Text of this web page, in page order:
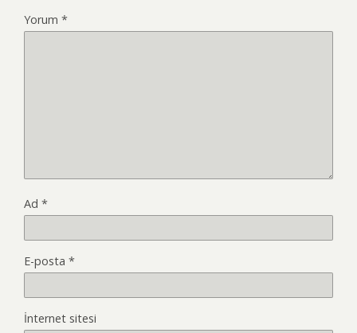
Yorum *
Ad *
E-posta *
İnternet sitesi